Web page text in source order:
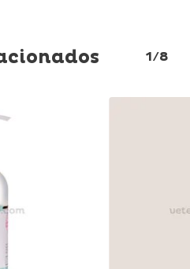
1/8